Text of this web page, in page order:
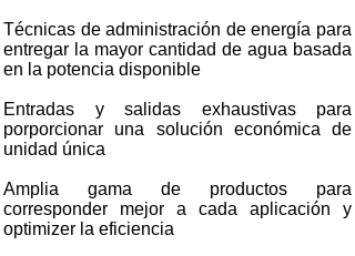
Técnicas de administración de energía para
entregar la mayor cantidad de agua basada
en la potencia disponible
Entradas y salidas exhaustivas para
porporcionar una solución económica de
unidad única
Amplia gama de productos para
corresponder mejor a cada aplicación y
optimizer la eficiencia